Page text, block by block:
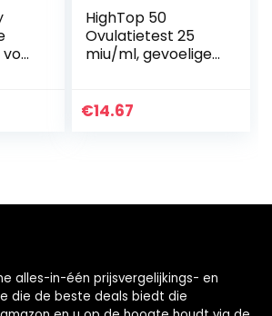
HighTop 50
Ovulatietest 25
miu/ml, gevoelige
orspelling urine
€14.67
alles-in-één prijsvergelijkings- en
die de beste deals biedt die